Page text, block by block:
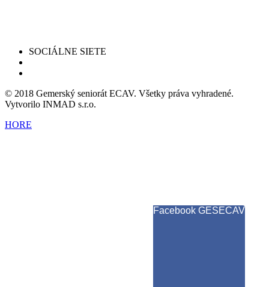
SOCIÁLNE SIETE
© 2018 Gemerský seniorát ECAV. Všetky práva vyhradené.
Vytvorilo INMAD s.r.o.
HORE
Facebook GESECAV